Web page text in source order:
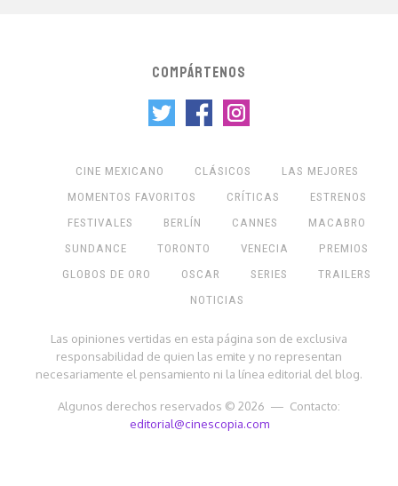
COMPÁRTENOS
CINE MEXICANO CLÁSICOS
LAS MEJORES
MOMENTOS FAVORITOS
CRÍTICAS
ESTRENOS
FESTIVALES
BERLÍN CANNES
MACABRO
SUNDANCE
TORONTO VENECIA
PREMIOS
GLOBOS DE ORO
OSCAR SERIES
TRAILERS
NOTICIAS
Las opiniones vertidas en esta página son de exclusiva
responsabilidad de quien las emite y no representan
necesariamente el pensamiento ni la línea editorial del blog.
Algunos derechos reservados © 2026 — Contacto:
editorial@cinescopia.com